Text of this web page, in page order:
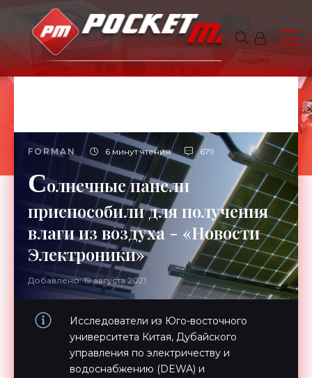
FORMAN 6 минут чтения 679
Солнечные панели
приспособили для получения
влаги из воздуха - «Новости
Электроники»
Добавлено: 19 августа 2021
Исследователи из Юго-восточного
университета Китая, Дубайского
управления по электричеству и
водоснабжению (DEWA) и